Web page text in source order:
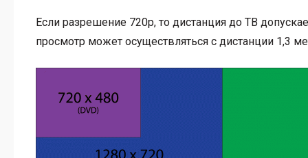
Если разрешение 720р, то дистанция до ТВ
просмотр может осуществляться с дистанции 1,3